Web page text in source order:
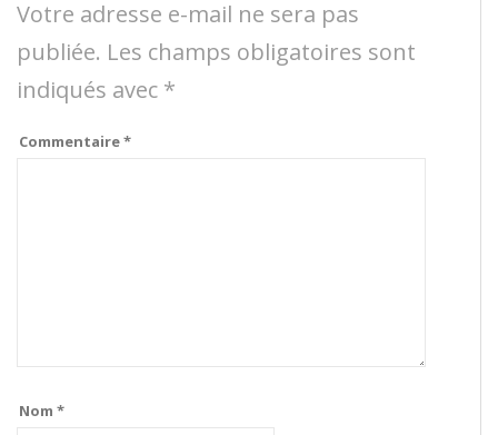
Votre adresse e-mail ne sera pas
publiée. Les champs obligatoires sont
indiqués avec *
Commentaire*
Nom *